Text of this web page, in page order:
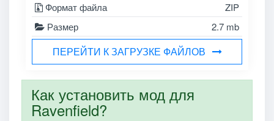
Формат файла
ZIP
Размер
2.7 mb
ПЕРЕЙТИ К ЗАГРУЗКЕ ФАЙЛОВ
Как установить мод для
Ravenfield?